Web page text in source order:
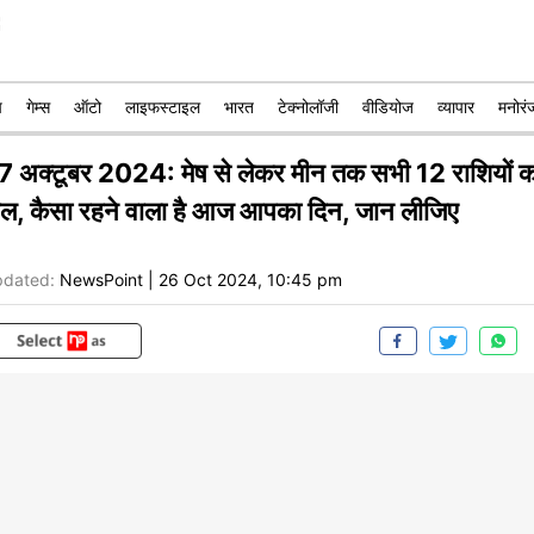
गेम्स ऑटो लाइफस्टाइल भारत टेक्नोलॉजी वीडियोज व्यापार
अक्टूबर 2024: मेष से लेकर मीन तक सभी 12 राशियों
कैसा रहने वाला है आज आपका दिन, जान लीजिए
NewsPoint 26 Oct 2024, 10:45 pm